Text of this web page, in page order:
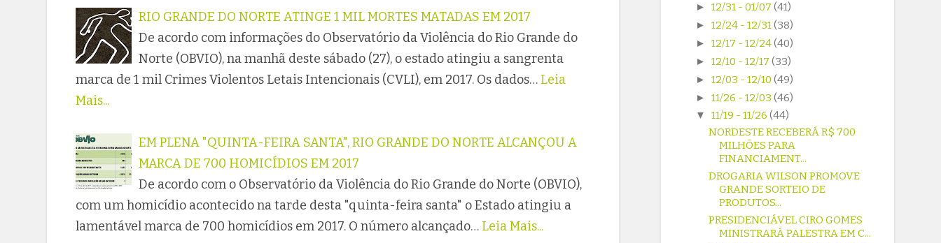
RIO GRANDE DO NORTE ATINGE 1 MIL MORTES MATADAS EM 2017
De acordo com informações do Observatório da Violência do Rio Grande do
Norte (OBVIO), na manhã deste sábado (27), o estado atingiu a sangrenta
marca de 1 mil Crimes Violentos Letais Intencionais (CVLI), em 2017. Os dados… Leia
Mais...
EM PLENA "QUINTA-FEIRA SANTA", RIO GRANDE DO NORTE ALCANÇOU A
MARCA DE 700 HOMICÍDIOS EM 2017
De acordo com o Observatório da Violência do Rio Grande do Norte (OBVIO),
com um homicídio acontecido na tarde desta "quinta-feira santa" o Estado atingiu a
lamentável marca de 700 homicídios em 2017. O número alcançado… Leia Mais...
► 12/31 - 01/07 (41)
► 12/24 - 12/31(38)
► 12/17 - 12/24(40)
► 12/10 - 12/17 (33)
► 12/03 - 12/10 (49)
► 11/26 - 12/03 (46)
▼ 11/19 - 11/26 (44)
NORDESTE RECEBERÁ R$ 700
MILHÕES PARA
FINANCIAMENT...
DROGARIA WILSON PROMOVE
GRANDE SORTEIO DE
PRODUTOS...
PRESIDENCIÁVEL CIRO GOMES
MINISTRARÁ PALESTRA EM C...